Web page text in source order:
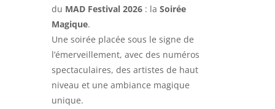
du MAD Festival 2026 : la Soirée
Magique.
Une soirée placée sous le signe de
l’émerveillement, avec des numéros
spectaculaires, des artistes de haut
niveau et une ambiance magique
unique.